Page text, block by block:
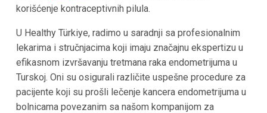
korišćenje kontraceptivnih pilula.
U Healthy Türkiye, radimo u saradnji sa profesionalnim
lekarima i stručnjacima koji imaju značajnu ekspertizu u
efikasnom izvršavanju tretmana raka endometrijuma u
Turskoj. Oni su osigurali različite uspešne procedure za
pacijente koji su prošli lečenje kancera endometrijuma u
bolnicama povezanim sa našom kompanijom za